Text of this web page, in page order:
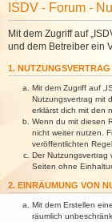
ISDV - Forum -
Mit dem Zugriff auf
und dem Betreiber ein
1. NUTZUNGSVERTRAG
Mit dem Zugriff auf
Nutzungsvertrag mit
erklärst dich mit den
Wenn du mit diesen
nicht weiter nutzen.
veröffentlichten
Der Nutzungsvertrag
Seiten ohne
2. EINRÄUMUNG VON
Mit dem Erstellen
räumlich